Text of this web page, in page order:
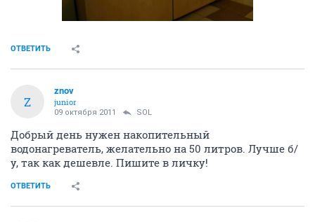
ОТВЕТИТЬ
Z
znov
junior
09 октября 2011 SOL
Добрый день нужен накопительный
водонагреватель, желательно на 50 литров. Лучше б/
у, так как дешевле. Пишите в личку!
ОТВЕТИТЬ